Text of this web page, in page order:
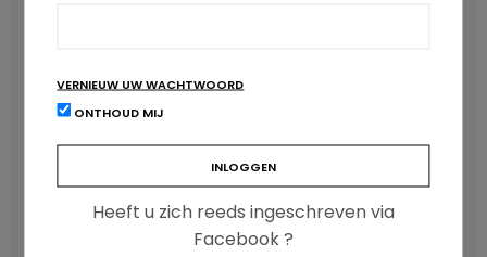
Anthocyanen: gunstig voor de cardiometabole
VERNIEUW UW WACHTWOORD
ONTHOUD MIJ
Heeft u zich reeds ingeschreven via
Facebook ?